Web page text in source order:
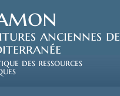
anciennes de
des ressources